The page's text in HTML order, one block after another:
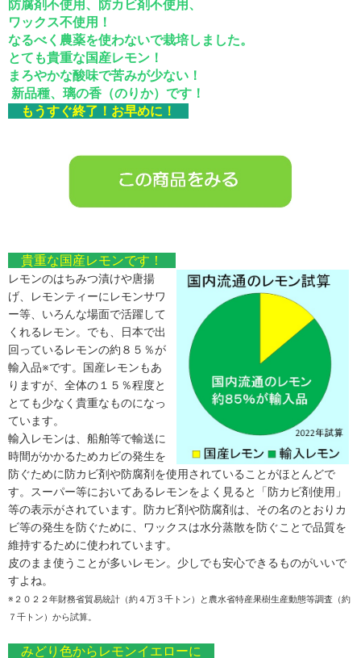
防腐剤不使用、防カビ剤不使用、
ワックス不使用！
なるべく農薬を使わないで栽培しました。
とても貴重な国産レモン！
まろやかな酸味で苦みが少ない！
新品種、璃の香（のりか）です！
もうすぐ終了！お早めに！
貴重な国産レモンです！
レモンのはちみつ漬けや唐揚
げ、レモンティーにレモンサワ
ー等、いろんな場面で活躍して
くれるレモン。でも、日本で出
回っているレモンの約８５％が
輸入品※です。国産レモンもあ
りますが、全体の１５％程度と
とても少なく貴重なものになっ
ています。
輸入レモンは、船舶等で輸送に
時間がかかるためカビの発生を
防ぐために防カビ剤や防腐剤を使用されていることがほとんどで
す。スーパー等においてあるレモンをよく見ると「防カビ剤使用」
等の表示がされています。防カビ剤や防腐剤は、その名のとおりカ
ビ等の発生を防ぐために、ワックスは水分蒸散を防ぐことで品質を
維持するために使われています。
皮のまま使うことが多いレモン。少しでも安心できるものがいいで
すよね。
※２０２２年財務省貿易統計（約４万３千トン）と農水省特産果樹生産動態等調査（約
７千トン）から試算。
みどり色からレモンイエローに